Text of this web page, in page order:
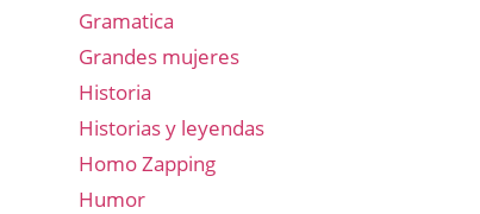
Gramatica
Grandes mujeres
Historia
Historias y leyendas
Homo Zapping
Humor